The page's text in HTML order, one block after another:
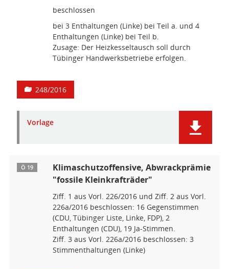
beschlossen
bei 3 Enthaltungen (Linke) bei Teil a. und 4
Enthaltungen (Linke) bei Teil b.
Zusage: Der Heizkesseltausch soll durch
Tübinger Handwerksbetriebe erfolgen.
248/2016
Vorlage
Ö 19
Klimaschutzoffensive, Abwrackprämie
"fossile Kleinkrafträder"
Ziff. 1 aus Vorl. 226/2016 und Ziff. 2 aus Vorl.
226a/2016 beschlossen: 16 Gegenstimmen
(CDU, Tübinger Liste, Linke, FDP), 2
Enthaltungen (CDU), 19 Ja-Stimmen.
Ziff. 3 aus Vorl. 226a/2016 beschlossen: 3
Stimmenthaltungen (Linke)